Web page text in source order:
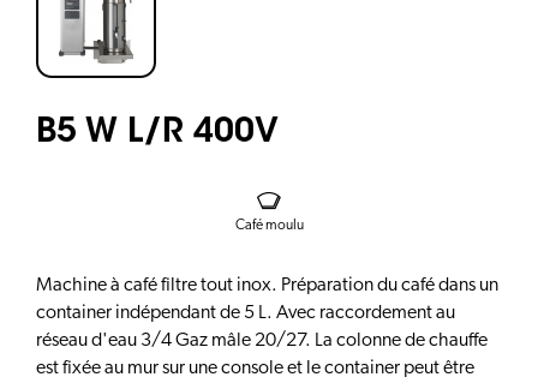
B5 W L/R 400V
Café moulu
Machine à café filtre tout inox. Préparation du café dans un
container indépendant de 5 L. Avec raccordement au
réseau d'eau 3/4 Gaz mâle 20/27. La colonne de chauffe
est fixée au mur sur une console et le container peut être